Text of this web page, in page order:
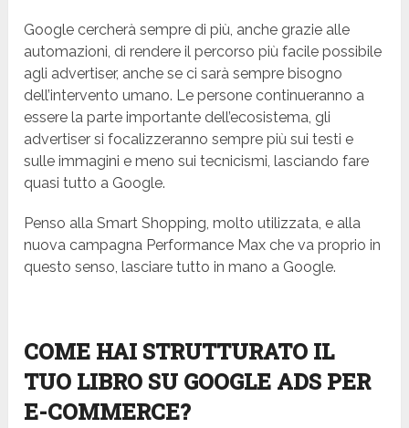
Google cercherà sempre di più, anche grazie alle
automazioni, di rendere il percorso più facile possibile
agli advertiser, anche se ci sarà sempre bisogno
dell’intervento umano. Le persone continueranno a
essere la parte importante dell’ecosistema, gli
advertiser si focalizzeranno sempre più sui testi e
sulle immagini e meno sui tecnicismi, lasciando fare
quasi tutto a Google.
Penso alla Smart Shopping, molto utilizzata, e alla
nuova campagna Performance Max che va proprio in
questo senso, lasciare tutto in mano a Google.
COME HAI STRUTTURATO IL
TUO LIBRO SU GOOGLE ADS PER
E-COMMERCE?